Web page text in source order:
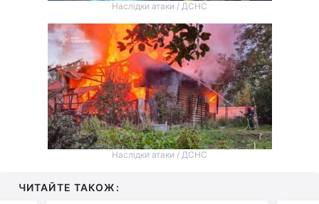
Наслідки атаки / ДСНС
Наслідки атаки / ДСНС
ЧИТАЙТЕ ТАКОЖ: